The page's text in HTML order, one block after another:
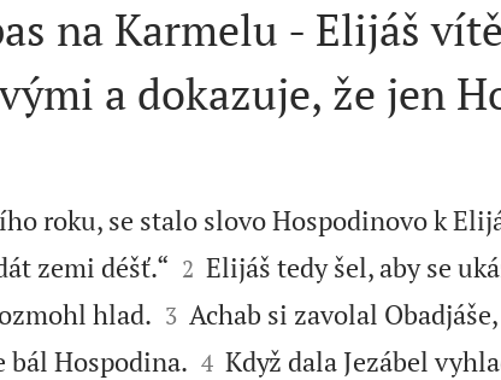
na Karmelu - Elijáš
a dokazuje, že jen
roku, se stalo slovo Hospodinovo k
zemi déšť.“
2 Elijáš tedy šel, aby se
hlad.

3 Achab si zavolal
bál Hospodina.
4 Když dala Jezábel